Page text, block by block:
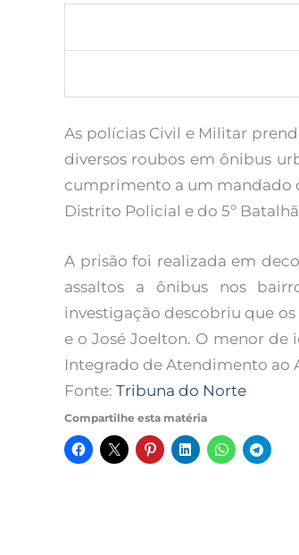
As polícias Civil e Militar
diversos roubos em ônibus
cumprimento a um mandado
Distrito Policial e do 5º
A prisão foi realizada em
assaltos a ônibus nos
investigação descobriu que
e o José Joelton. O menor de
Integrado de Atendimento ao
Fonte: Tribuna do Norte
Compartilhe esta matéria